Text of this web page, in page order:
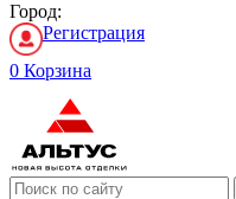
Город:
Регистрация
0 Корзина